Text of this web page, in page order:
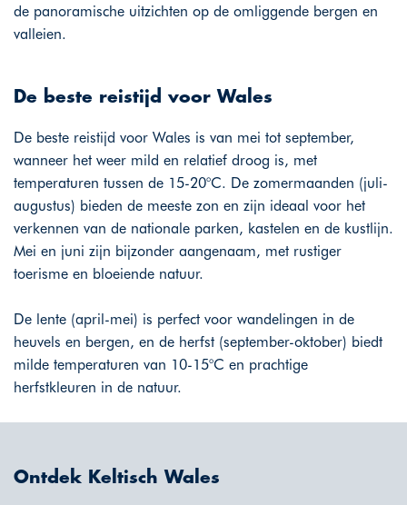
de panoramische uitzichten op de omliggende bergen en
valleien.
De beste reistijd voor Wales
De beste reistijd voor Wales is van mei tot september,
wanneer het weer mild en relatief droog is, met
temperaturen tussen de 15-20°C. De zomermaanden (juli-
augustus) bieden de meeste zon en zijn ideaal voor het
verkennen van de nationale parken, kastelen en de kustlijn.
Mei en juni zijn bijzonder aangenaam, met rustiger
toerisme en bloeiende natuur.
De lente (april-mei) is perfect voor wandelingen in de
heuvels en bergen, en de herfst (september-oktober) biedt
milde temperaturen van 10-15°C en prachtige
herfstkleuren in de natuur.
Ontdek Keltisch Wales